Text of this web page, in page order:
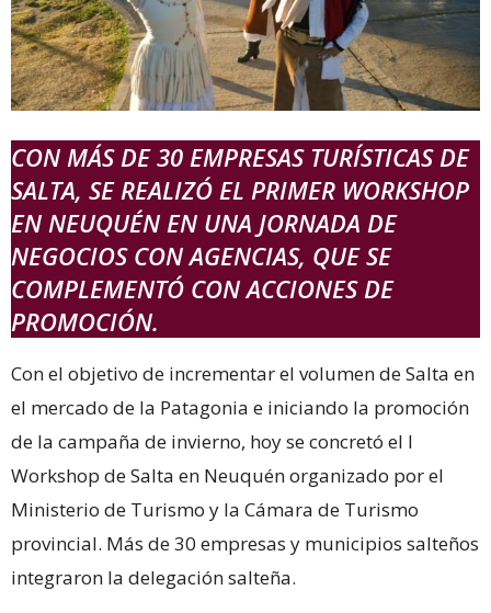
CON MÁS DE 30 EMPRESAS TURÍSTICAS DE
SALTA, SE REALIZÓ EL PRIMER WORKSHOP
EN NEUQUÉN EN UNA JORNADA DE
NEGOCIOS CON AGENCIAS, QUE SE
COMPLEMENTÓ CON ACCIONES DE
PROMOCIÓN.
Con el objetivo de incrementar el volumen de Salta en
el mercado de la Patagonia e iniciando la promoción
de la campaña de invierno, hoy se concretó el I
Workshop de Salta en Neuquén organizado por el
Ministerio de Turismo y la Cámara de Turismo
provincial. Más de 30 empresas y municipios salteños
integraron la delegación salteña.